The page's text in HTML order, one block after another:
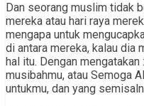
Dan seorang muslim tidak
mereka atau hari raya
mengapa untuk
di antara mereka, kalau dia
hal itu. Dengan
musibahmu, atau Semoga
untukmu, dan yang